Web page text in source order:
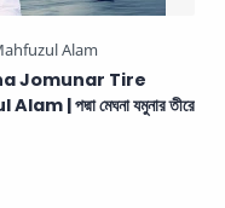
Jomunar Tire
| পদ্মা মেঘনা যমুনার তীরে